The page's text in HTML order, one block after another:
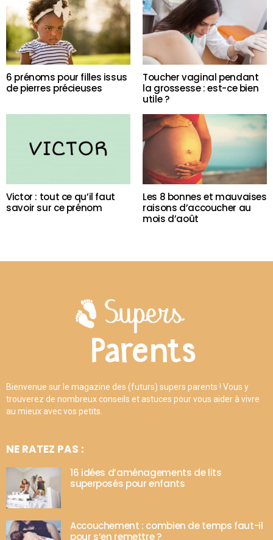
6 prénoms pour filles issus
de pierres précieuses
Toucher vaginal pendant
la grossesse : est-ce bien
utile ?
Victor : tout ce qu’il faut
savoir sur ce prénom
Les 8 bonnes et mauvaises
raisons d’accoucher au
mois d’août
Bienvenue sur le magazine des (futurs) supers parents ! Vous y
trouverez de nombreux conseils et astuces pour vous aider à vivre
au mieux avec vos petits.
NE RATEZ PAS :
16 idées d’aménagements de lits
superposés pour enfants
Accouchement : combien de temps faut-il
pour s’en remettre ?